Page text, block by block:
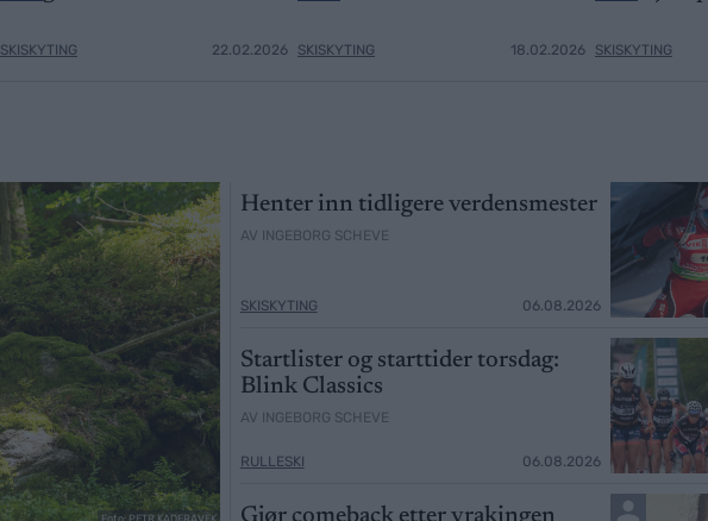
SKISKYTING 22.02.2026 SKISKYTING 18.02.2026 SKISKYTING
Henter inn tidligere verdensmester
AV INGEBORG SCHEVE
SKISKYTING 06.08.2026
Startlister og starttider torsdag:
Blink Classics
AV INGEBORG SCHEVE
RULLESKI 06.08.2026
Gjør comeback etter vrakingen